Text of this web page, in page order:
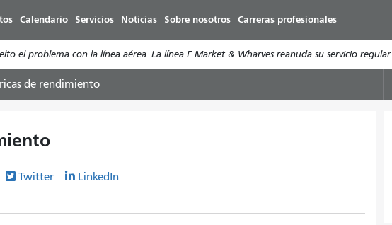
al
contenido
principal
Calendario Servicios Noticias Sobre nosotros Carreras profesionales
el problema con la línea aérea. La línea F Market & Wharves reanuda su servicio regular.
de rendimiento
Twitter LinkedIn